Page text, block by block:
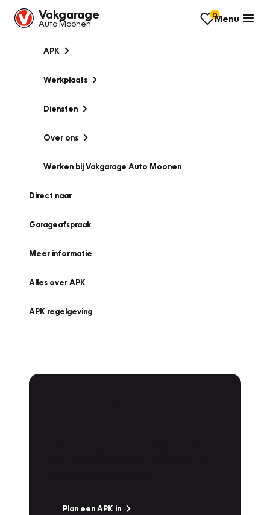
Vakgarage
Auto Moonen
0Menu
APK
Werkplaats
Diensten
Over ons
Werken bij Vakgarage Auto Moonen
Direct naar
Garageafspraak
Meer informatie
Alles over APK
APK regelgeving
Plan een APK in